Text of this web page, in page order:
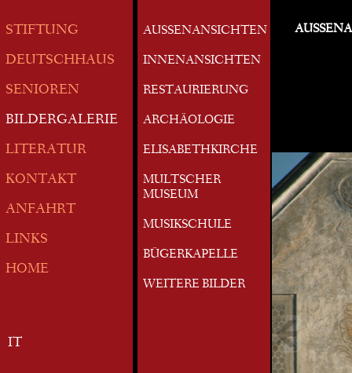
STIFTUNG
DEUTSCHHAUS
SENIOREN
BILDERGALERIE
LITERATUR
KONTAKT
ANFAHRT
LINKS
HOME
IT
AUSSENANSICHTEN
INNENANSICHTEN
RESTAURIERUNG
ARCHÄOLOGIE
ELISABETHKIRCHE
MULTSCHER
MUSEUM
MUSIKSCHULE
BÜGERKAPELLE
WEITERE BILDER